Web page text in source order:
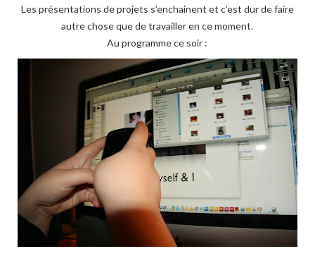
Les présentations de projets s’enchainent et c’est dur de faire
autre chose que de travailler en ce moment.
Au programme ce soir :